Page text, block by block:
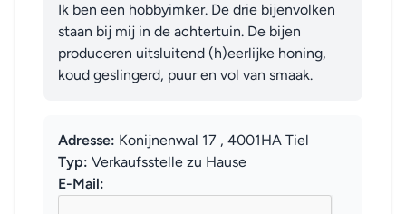
Ik ben een hobbyimker. De drie bijenvolken
staan bij mij in de achtertuin. De bijen
produceren uitsluitend (h)eerlijke honing,
koud geslingerd, puur en vol van smaak.
Adresse: Konijnenwal 17 , 4001HA Tiel
Typ: Verkaufsstelle zu Hause
E-Mail: